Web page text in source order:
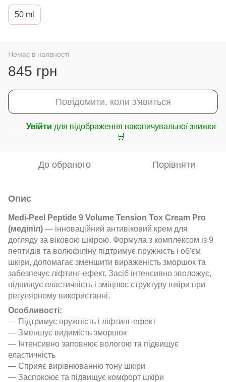
50 ml
Немає в наявності
845 грн
Повідомити, коли з'явиться
Увійти для відображення накопичувальної знижки
🛒
До обраного Порівняти
Опис
Medi-Peel Peptide 9 Volume Tension Tox Cream Pro
(медіпіл) — інноваційний антивіковий крем для
догляду за віковою шкірою. Формула з комплексом із 9
пептидів та волюфіліну підтримує пружність і об'єм
шкіри, допомагає зменшити вираженість зморшок та
забезпечує ліфтинг-ефект. Засіб інтенсивно зволожує,
підвищує еластичність і зміцнює структуру шкіри при
регулярному використанні.
Особливості:
— Підтримує пружність і ліфтинг-ефект
— Зменшує видимість зморшок
— Інтенсивно заповнює вологою та підвищує
еластичність
— Сприяє вирівнюванню тону шкіри
— Заспокоює та підвищує комфорт шкіри